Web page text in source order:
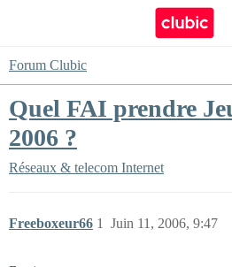
Forum Clubic
Quel FAI prendre
2006 ?
Réseaux & telecom Internet
Freeboxeur66 Juin 11, 2006, 9:47
1